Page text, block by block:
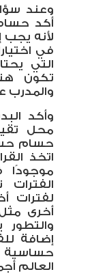
وعند
أكد
لأنه يجب
في
التي
تكون
والمدرب
وأكد
محل
حسام
اتخذ
لفترات
أخرى مثل
والتطور
إضافة
حساسية
العالم